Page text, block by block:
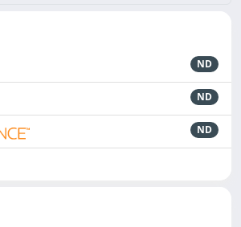
ND
ND
ND